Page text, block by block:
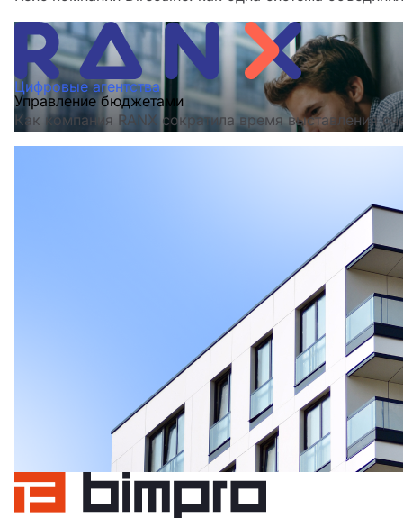
Цифровые агентства
Управление бюджетами
Как компания RANX сократила время выставления